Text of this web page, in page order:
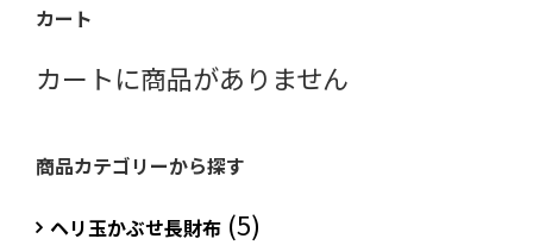
カート
カートに商品がありません
商品カテゴリーから探す
ヘリ玉かぶせ長財布 (5)